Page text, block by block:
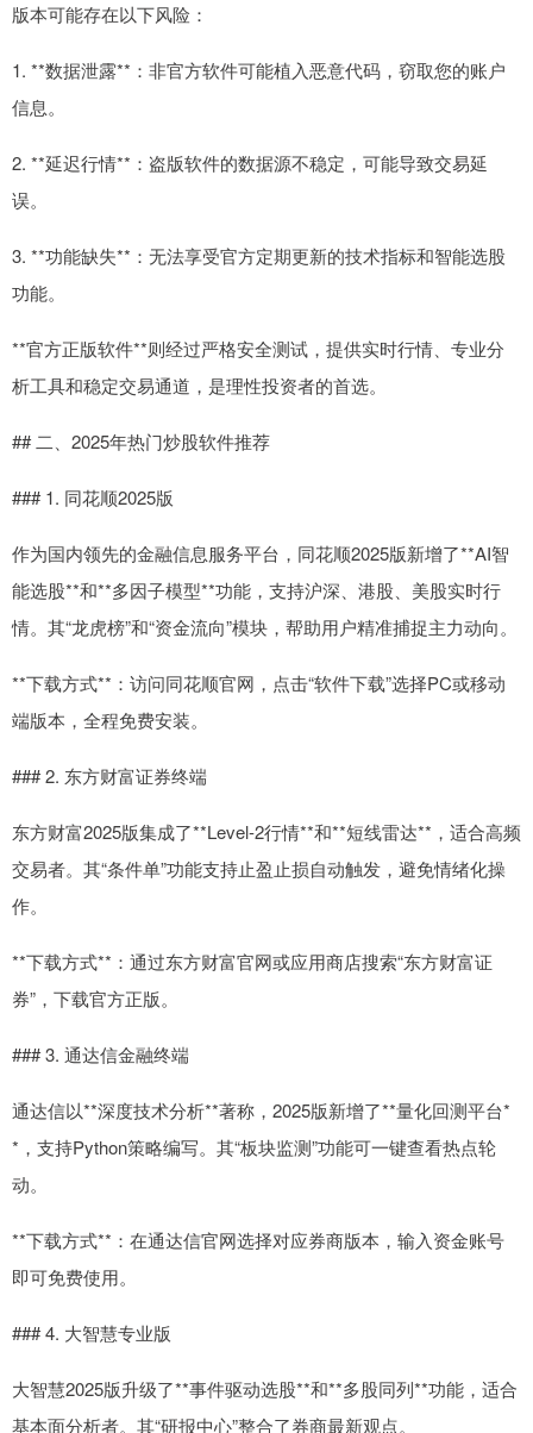
版本可能存在以下风险：
1. **数据泄露**：非官方软件可能植入恶意代码，窃取您的账户
信息。
2. **延迟行情**：盗版软件的数据源不稳定，可能导致交易延
误。
3. **功能缺失**：无法享受官方定期更新的技术指标和智能选股
功能。
**官方正版软件**则经过严格安全测试，提供实时行情、专业分
析工具和稳定交易通道，是理性投资者的首选。
## 二、2025年热门炒股软件推荐
### 1. 同花顺2025版
作为国内领先的金融信息服务平台，同花顺2025版新增了**AI智
能选股**和**多因子模型**功能，支持沪深、港股、美股实时行
情。其“龙虎榜”和“资金流向”模块，帮助用户精准捕捉主力动向。
**下载方式**：访问同花顺官网，点击“软件下载”选择PC或移动
端版本，全程免费安装。
### 2. 东方财富证券终端
东方财富2025版集成了**Level-2行情**和**短线雷达**，适合高频
交易者。其“条件单”功能支持止盈止损自动触发，避免情绪化操
作。
**下载方式**：通过东方财富官网或应用商店搜索“东方财富证
券”，下载官方正版。
### 3. 通达信金融终端
通达信以**深度技术分析**著称，2025版新增了**量化回测平台*
*，支持Python策略编写。其“板块监测”功能可一键查看热点轮
动。
**下载方式**：在通达信官网选择对应券商版本，输入资金账号
即可免费使用。
### 4. 大智慧专业版
大智慧2025版升级了**事件驱动选股**和**多股同列**功能，适合
基本面分析者。其“研报中心”整合了券商最新观点。